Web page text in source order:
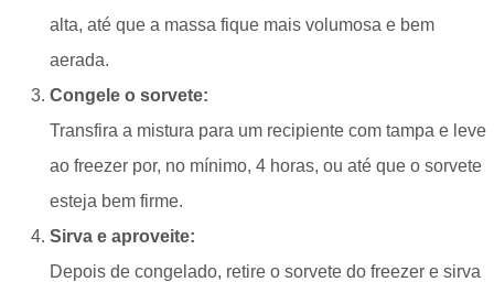
alta, até que a massa fique mais volumosa e bem
aerada.
Congele o sorvete:
Transfira a mistura para um recipiente com tampa e leve
ao freezer por, no mínimo, 4 horas, ou até que o sorvete
esteja bem firme.
Sirva e aproveite:
Depois de congelado, retire o sorvete do freezer e sirva